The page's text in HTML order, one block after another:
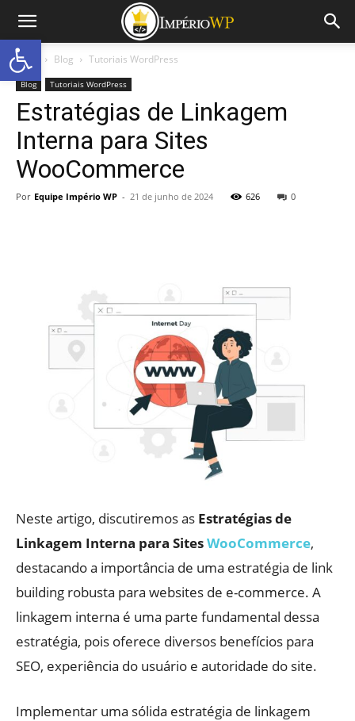
Início Blog Tutoriais WordPress
Blog Tutoriais WordPress
Estratégias de Linkagem
Interna para Sites
WooCommerce
Por Equipe Império WP - 21 de junho de 2024 626 0
Neste artigo, discutiremos as Estratégias de
Linkagem Interna para SitesWooCommerce,
destacando a importância de uma estratégia de link
building robusta para websites de e-commerce. A
linkagem interna é uma parte fundamental dessa
estratégia, pois oferece diversos benefícios para
SEO, experiência do usuário e autoridade do site.
Implementar uma sólida estratégia de linkagem
Abrir a barra de ferramentas